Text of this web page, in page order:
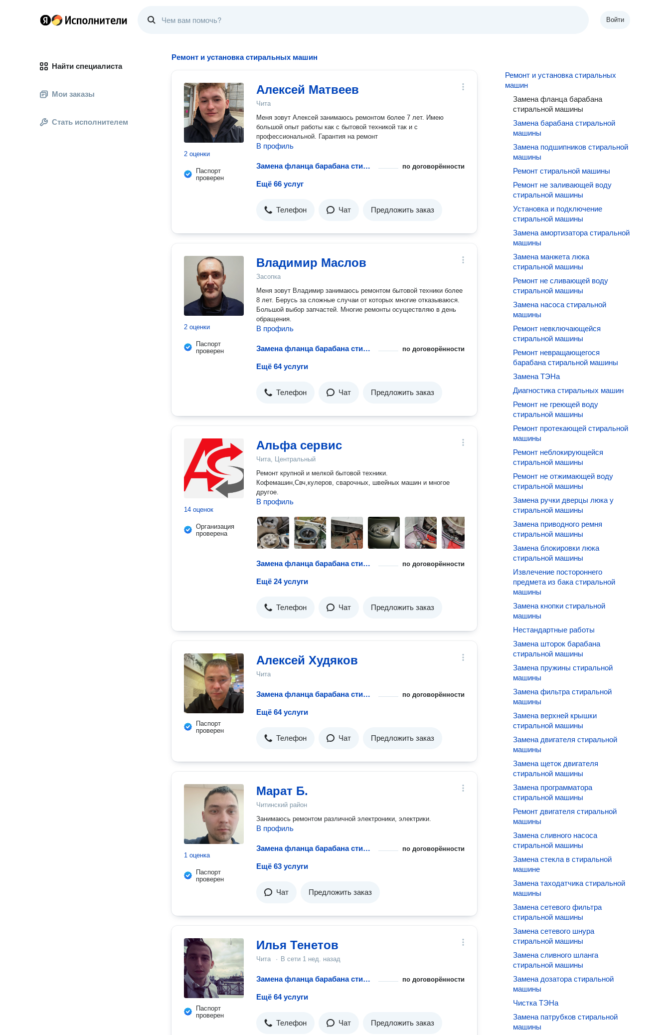
Войти
Найти специалиста
Мои заказы
Стать исполнителем
Ремонт и установка стиральных машин
2 оценки
Паспорт
проверен
Алексей Матвеев
Чита
Меня зовут Алексей занимаюсь ремонтом более 7 лет. Имею
большой опыт работы как с бытовой техникой так и с
профессиональной. Гарантия на ремонт
В профиль
Замена фланца барабана стиральной машины по договорённости
Ещё 66 услуг
Телефон Чат Предложить заказ
2 оценки
Паспорт
проверен
Владимир Маслов
Засопка
Меня зовут Владимир занимаюсь ремонтом бытовой техники более
8 лет. Берусь за сложные случаи от которых многие отказываюся.
Большой выбор запчастей. Многие ремонты осуществляю в день
обращения.
В профиль
Замена фланца барабана стиральной машины по договорённости
Ещё 64 услуги
Телефон Чат Предложить заказ
14 оценок
Организация
проверена
Альфа сервис
Чита, Центральный
Ремонт крупной и мелкой бытовой техники.
Кофемашин,Свч,кулеров, сварочных, швейных машин и многое
другое.
В профиль
Замена фланца барабана стиральной машины по договорённости
Ещё 24 услуги
Телефон Чат Предложить заказ
Паспорт
проверен
Алексей Худяков
Чита
Замена фланца барабана стиральной машины по договорённости
Ещё 64 услуги
Телефон Чат Предложить заказ
1 оценка
Паспорт
проверен
Марат Б.
Читинский район
Занимаюсь ремонтом различной электроники, электрики.
В профиль
Замена фланца барабана стиральной машины по договорённости
Ещё 63 услуги
Чат Предложить заказ
Паспорт
проверен
Илья Тенетов
Чита · В сети 1 нед. назад
Замена фланца барабана стиральной машины по договорённости
Ещё 64 услуги
Телефон Чат Предложить заказ
Ремонт и установка стиральных
машин
Замена фланца барабана
стиральной машины
Замена барабана стиральной
машины
Замена подшипников стиральной
машины
Ремонт стиральной машины
Ремонт не заливающей воду
стиральной машины
Установка и подключение
стиральной машины
Замена амортизатора стиральной
машины
Замена манжета люка
стиральной машины
Ремонт не сливающей воду
стиральной машины
Замена насоса стиральной
машины
Ремонт невключающейся
стиральной машины
Ремонт невращающегося
барабана стиральной машины
Замена ТЭНа
Диагностика стиральных машин
Ремонт не греющей воду
стиральной машины
Ремонт протекающей стиральной
машины
Ремонт неблокирующейся
стиральной машины
Ремонт не отжимающей воду
стиральной машины
Замена ручки дверцы люка у
стиральной машины
Замена приводного ремня
стиральной машины
Замена блокировки люка
стиральной машины
Извлечение постороннего
предмета из бака стиральной
машины
Замена кнопки стиральной
машины
Нестандартные работы
Замена шторок барабана
стиральной машины
Замена пружины стиральной
машины
Замена фильтра стиральной
машины
Замена верхней крышки
стиральной машины
Замена двигателя стиральной
машины
Замена щеток двигателя
стиральной машины
Замена программатора
стиральной машины
Ремонт двигателя стиральной
машины
Замена сливного насоса
стиральной машины
Замена стекла в стиральной
машине
Замена таходатчика стиральной
машины
Замена сетевого фильтра
стиральной машины
Замена сетевого шнура
стиральной машины
Замена сливного шланга
стиральной машины
Замена дозатора стиральной
машины
Чистка ТЭНа
Замена патрубков стиральной
машины